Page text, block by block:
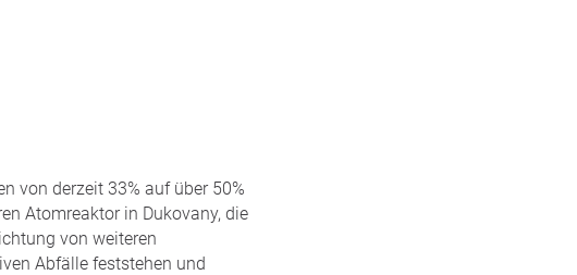
von derzeit 33% auf über 50%
Atomreaktor in Dukovany, die
von weiteren
Abfälle feststehen und